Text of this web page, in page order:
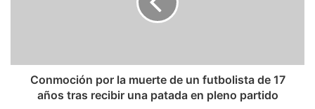
Conmoción por la muerte de un futbolista de 17
años tras recibir una patada en pleno partido